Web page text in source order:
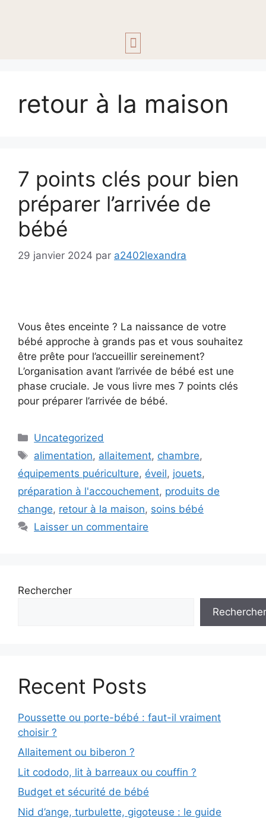
retour à la maison
7 points clés pour bien
préparer l’arrivée de
bébé
29 janvier 2024 par a2402lexandra
Vous êtes enceinte ? La naissance de votre
bébé approche à grands pas et vous souhaitez
être prête pour l’accueillir sereinement?
L’organisation avant l’arrivée de bébé est une
phase cruciale. Je vous livre mes 7 points clés
pour préparer l’arrivée de bébé.
Uncategorized
alimentation, allaitement, chambre,
équipements puériculture, éveil, jouets,
préparation à l'accouchement, produits de
change, retour à la maison, soins bébé
Laisser un commentaire
Rechercher
Rechercher
Recent Posts
Poussette ou porte-bébé : faut-il vraiment
choisir ?
Allaitement ou biberon ?
Lit cododo, lit à barreaux ou couffin ?
Budget et sécurité de bébé
Nid d’ange, turbulette, gigoteuse : le guide